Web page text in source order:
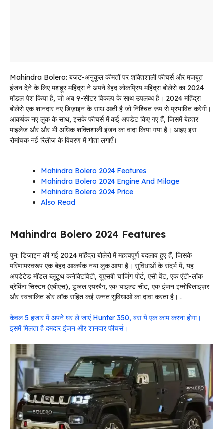
Mahindra Bolero: बजट-अनुकूल कीमतों पर शक्तिशाली फीचर्स और मजबूत
इंजन देने के लिए मशहूर महिंद्रा ने अपने बेहद लोकप्रिय महिंद्रा बोलेरो का 2024
मॉडल पेश किया है, जो अब 9-सीटर विकल्प के साथ उपलब्ध है। 2024 महिंद्रा
बोलेरो एक शानदार नए डिज़ाइन के साथ आती है जो निश्चित रूप से प्रभावित करेगी।
आकर्षक नए लुक के साथ, इसके फीचर्स में कई अपडेट किए गए हैं, जिसमें बेहतर
माइलेज और और भी अधिक शक्तिशाली इंजन का वादा किया गया है। आइए इस
रोमांचक नई रिलीज़ के विवरण में गोता लगाएँ।
Mahindra Bolero 2024 Features
Mahindra Bolero 2024 Engine And Milage
Mahindra Bolero 2024 Price
Also Read
Mahindra Bolero 2024 Features
पुन: डिज़ाइन की गई 2024 महिंद्रा बोलेरो में महत्वपूर्ण बदलाव हुए हैं, जिसके
परिणामस्वरूप एक बेहद आकर्षक नया लुक आया है। सुविधाओं के संदर्भ में, यह
अपडेटेड मॉडल ब्लूटूथ कनेक्टिविटी, यूएसबी चार्जिंग पोर्ट, एसी वेंट, एक एंटी-लॉक
ब्रेकिंग सिस्टम (एबीएस), डुअल एयरबैग, एक चाइल्ड सीट, एक इंजन इम्मोबिलाइज़र
और स्वचालित डोर लॉक सहित कई उन्नत सुविधाओं का दावा करता है। .
केवल 5 हजार में अपने घर ले जाएं Hunter 350, बस ये एक काम करना होगा।
इसमें मिलता है दमदार इंजन और शानदार फीचर्स।